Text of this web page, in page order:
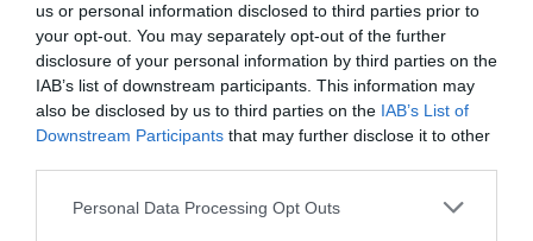
us or personal information disclosed to third parties prior to
your opt-out. You may separately opt-out of the further
disclosure of your personal information by third parties on the
IAB’s list of downstream participants. This information may
also be disclosed by us to third parties on the IAB’s List of
Downstream Participants that may further disclose it to other
Please note that this website/app uses one or more Google
Personal Data Processing Opt Outs
és az élelmiszerárstop "ostobaság", és szerinte a vizitdíjat és a
kórházi napidíjat nem kellett volna eltörölni.
Ha a baloldalon múlna, akkor nyugdíjprémium sem lenne, mert a
gazdaságpolitikájukkal a gazdasági növekedést is veszélyeztetnék
- hangoztatta az államtitkár.
Zsigó Róbert szerint Márki-Zay Péter arról is beszélt, hogy a
járványban, mert azzal szerinte a baloldalnak nagyobb az esélye a